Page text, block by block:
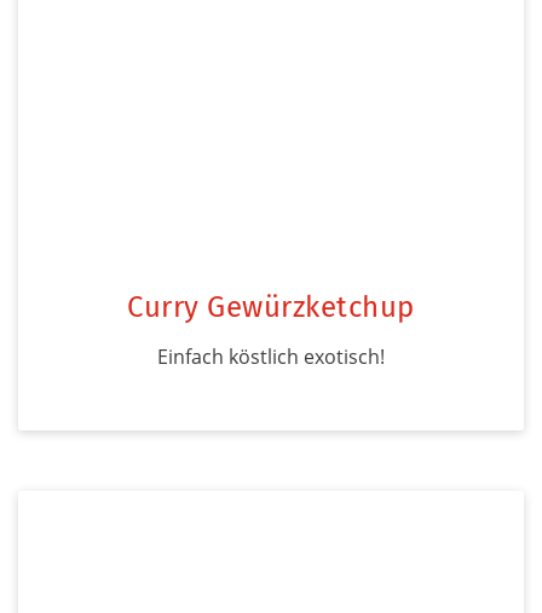
Curry Gewürzketchup
Einfach köstlich exotisch!